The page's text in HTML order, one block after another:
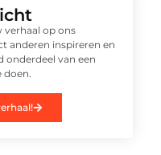
verhaal op ons
anderen inspireren en
onderdeel van een
doen.